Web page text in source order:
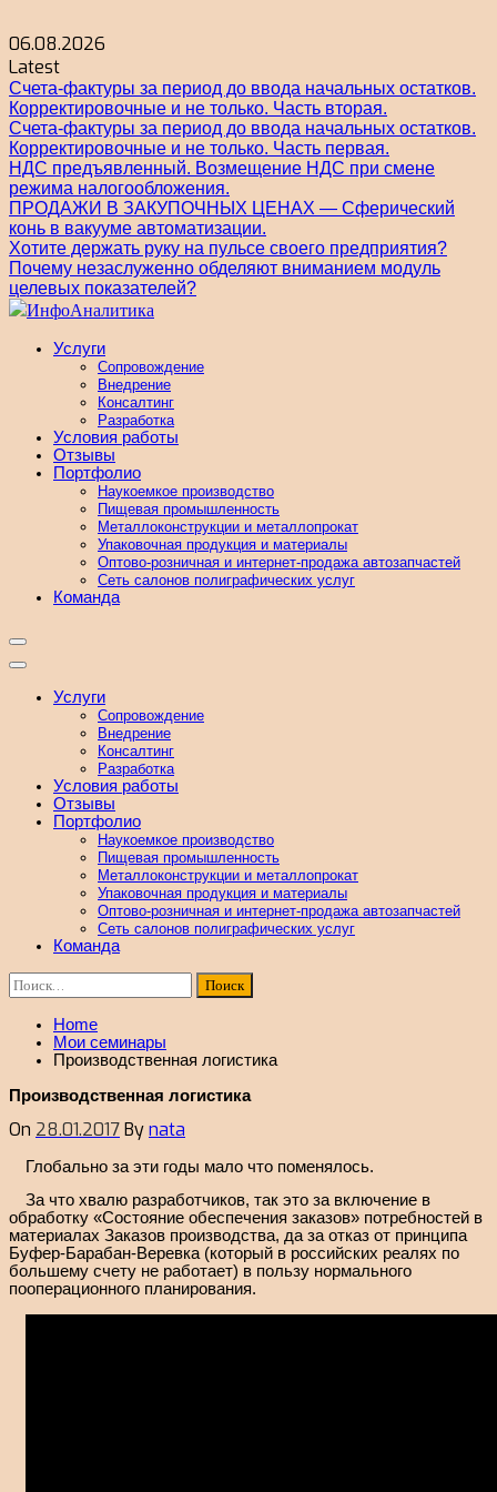
to
content
06.08.2026
Latest
Счета-фактуры за период до ввода начальных остатков.
Корректировочные и не только. Часть вторая.
Счета-фактуры за период до ввода начальных остатков.
Корректировочные и не только. Часть первая.
НДС предъявленный. Возмещение НДС при смене
режима налогообложения.
ПРОДАЖИ В ЗАКУПОЧНЫХ ЦЕНАХ — Сферический
конь в вакууме автоматизации.
Хотите держать руку на пульсе своего предприятия?
Почему незаслуженно обделяют вниманием модуль
целевых показателей?
ИнфоАналитика
Блог Натальи Сальциной
Услуги
Сопровождение
Внедрение
Консалтинг
Разработка
Условия работы
Отзывы
Портфолио
Наукоемкое производство
Пищевая промышленность
Металлоконструкции и металлопрокат
Упаковочная продукция и материалы
Оптово-розничная и интернет-продажа автозапчастей
Сеть салонов полиграфических услуг
Команда
Услуги
Сопровождение
Внедрение
Консалтинг
Разработка
Условия работы
Отзывы
Портфолио
Наукоемкое производство
Пищевая промышленность
Металлоконструкции и металлопрокат
Упаковочная продукция и материалы
Оптово-розничная и интернет-продажа автозапчастей
Сеть салонов полиграфических услуг
Команда
Найти:
Home
Мои семинары
Производственная логистика
Производственная логистика
On 28.01.2017Bynata
Глобально за эти годы мало что поменялось.
За что хвалю разработчиков, так это за включение в
обработку «Состояние обеспечения заказов» потребностей в
материалах Заказов производства, да за отказ от принципа
Буфер-Барабан-Веревка (который в российских реалях по
большему счету не работает) в пользу нормального
пооперационного планирования.